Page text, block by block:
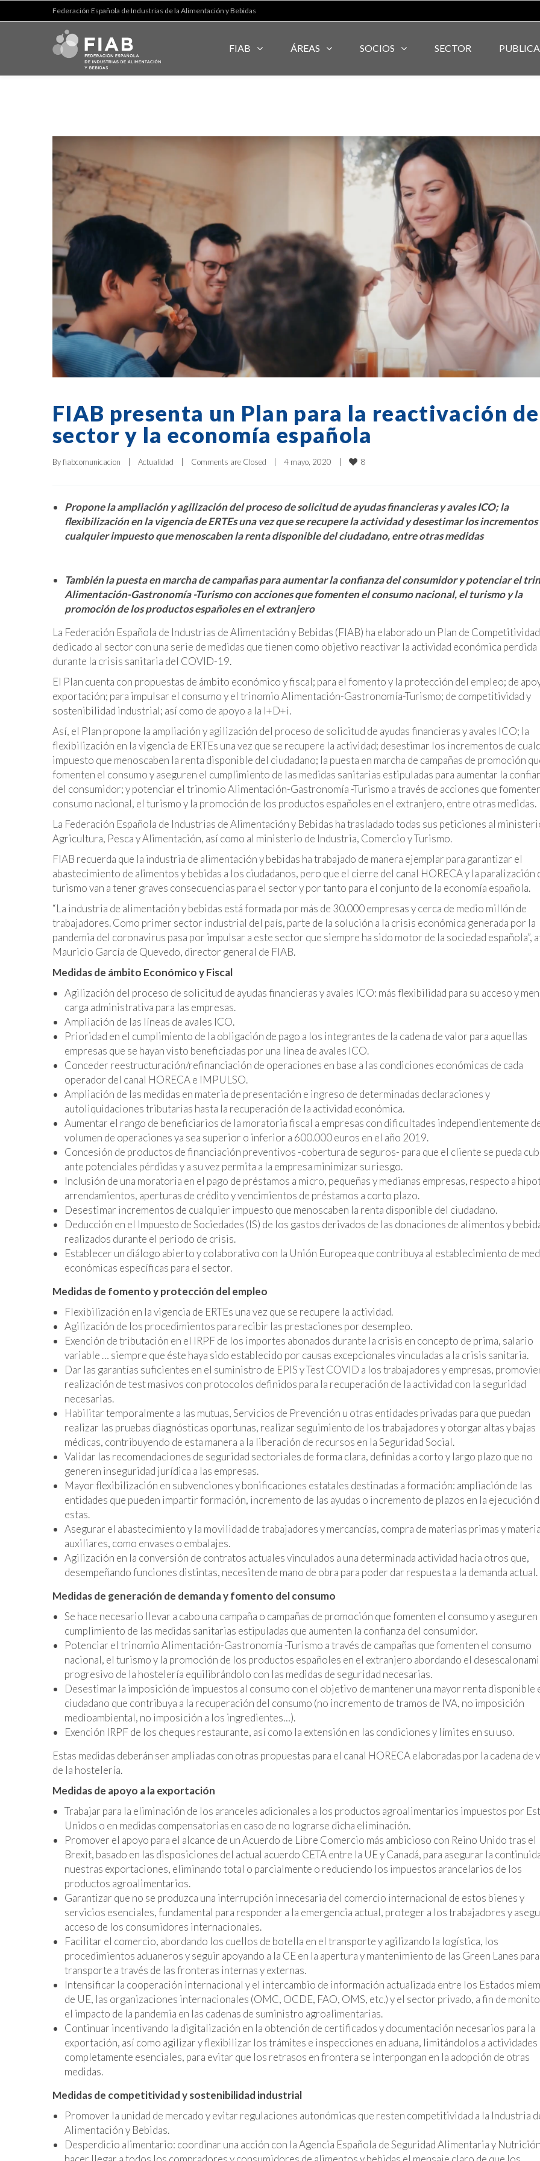
Federación Española de Industrias de la Alimentación y Bebidas
FIAB ÁREAS SOCIOS SECTOR
FIAB presenta un Plan para la reactivación
sector y la economía española
By fiabcomunicacion Actualidad Comments are Closed 4 mayo, 2020 8
Propone la ampliación y agilización del proceso de solicitud de ayudas financieras y avales ICO; la
flexibilización en la vigencia de ERTEs una vez que se recupere la actividad y desestimar los incrementos
cualquier impuesto que menoscaben la renta disponible del ciudadano, entre otras medidas
También la puesta en marcha de campañas para aumentar la confianza del consumidor y potenciar el
Alimentación-Gastronomía -Turismo con acciones que fomenten el consumo nacional, el turismo y la
promoción de los productos españoles en el extranjero
La Federación Española de Industrias de Alimentación y Bebidas (FIAB) ha elaborado un Plan de Competitividad
dedicado al sector con una serie de medidas que tienen como objetivo reactivar la actividad económica perdida
durante la crisis sanitaria del COVID-19.
El Plan cuenta con propuestas de ámbito económico y fiscal; para el fomento y la protección del empleo; de
exportación; para impulsar el consumo y el trinomio Alimentación-Gastronomía-Turismo; de competitividad y
sostenibilidad industrial; así como de apoyo a la I+D+i.
Así, el Plan propone la ampliación y agilización del proceso de solicitud de ayudas financieras y avales ICO; la
flexibilización en la vigencia de ERTEs una vez que se recupere la actividad; desestimar los incrementos de
impuesto que menoscaben la renta disponible del ciudadano; la puesta en marcha de campañas de promoción
fomenten el consumo y aseguren el cumplimiento de las medidas sanitarias estipuladas para aumentar la
del consumidor; y potenciar el trinomio Alimentación-Gastronomía -Turismo a través de acciones que
consumo nacional, el turismo y la promoción de los productos españoles en el extranjero, entre otras medidas.
La Federación Española de Industrias de Alimentación y Bebidas ha trasladado todas sus peticiones al
Agricultura, Pesca y Alimentación, así como al ministerio de Industria, Comercio y Turismo.
FIAB recuerda que la industria de alimentación y bebidas ha trabajado de manera ejemplar para garantizar el
abastecimiento de alimentos y bebidas a los ciudadanos, pero que el cierre del canal HORECA y la paralización
turismo van a tener graves consecuencias para el sector y por tanto para el conjunto de la economía española.
“La industria de alimentación y bebidas está formada por más de 30.000 empresas y cerca de medio millón de
trabajadores. Como primer sector industrial del país, parte de la solución a la crisis económica generada por la
pandemia del coronavirus pasa por impulsar a este sector que siempre ha sido motor de la sociedad española”,
Mauricio García de Quevedo, director general de FIAB.
Medidas de ámbito Económico y Fiscal
Agilización del proceso de solicitud de ayudas financieras y avales ICO: más flexibilidad para su acceso y
carga administrativa para las empresas.
Ampliación de las líneas de avales ICO.
Prioridad en el cumplimiento de la obligación de pago a los integrantes de la cadena de valor para aquellas
empresas que se hayan visto beneficiadas por una línea de avales ICO.
Conceder reestructuración/refinanciación de operaciones en base a las condiciones económicas de cada
operador del canal HORECA e IMPULSO.
Ampliación de las medidas en materia de presentación e ingreso de determinadas declaraciones y
autoliquidaciones tributarias hasta la recuperación de la actividad económica.
Aumentar el rango de beneficiarios de la moratoria fiscal a empresas con dificultades independientemente
volumen de operaciones ya sea superior o inferior a 600.000 euros en el año 2019.
Concesión de productos de financiación preventivos -cobertura de seguros- para que el cliente se pueda
ante potenciales pérdidas y a su vez permita a la empresa minimizar su riesgo.
Inclusión de una moratoria en el pago de préstamos a micro, pequeñas y medianas empresas, respecto a
arrendamientos, aperturas de crédito y vencimientos de préstamos a corto plazo.
Desestimar incrementos de cualquier impuesto que menoscaben la renta disponible del ciudadano.
Deducción en el Impuesto de Sociedades (IS) de los gastos derivados de las donaciones de alimentos y
realizados durante el periodo de crisis.
Establecer un diálogo abierto y colaborativo con la Unión Europea que contribuya al establecimiento de
económicas específicas para el sector.
Medidas de fomento y protección del empleo
Flexibilización en la vigencia de ERTEs una vez que se recupere la actividad.
Agilización de los procedimientos para recibir las prestaciones por desempleo.
Exención de tributación en el IRPF de los importes abonados durante la crisis en concepto de prima, salario
variable … siempre que éste haya sido establecido por causas excepcionales vinculadas a la crisis sanitaria.
Dar las garantías suficientes en el suministro de EPIS y Test COVID a los trabajadores y empresas,
realización de test masivos con protocolos definidos para la recuperación de la actividad con la seguridad
necesarias.
Habilitar temporalmente a las mutuas, Servicios de Prevención u otras entidades privadas para que puedan
realizar las pruebas diagnósticas oportunas, realizar seguimiento de los trabajadores y otorgar altas y bajas
médicas, contribuyendo de esta manera a la liberación de recursos en la Seguridad Social.
Validar las recomendaciones de seguridad sectoriales de forma clara, definidas a corto y largo plazo que no
generen inseguridad jurídica a las empresas.
Mayor flexibilización en subvenciones y bonificaciones estatales destinadas a formación: ampliación de las
entidades que pueden impartir formación, incremento de las ayudas o incremento de plazos en la ejecución
estas.
Asegurar el abastecimiento y la movilidad de trabajadores y mercancías, compra de materias primas y
auxiliares, como envases o embalajes.
Agilización en la conversión de contratos actuales vinculados a una determinada actividad hacia otros que,
desempeñando funciones distintas, necesiten de mano de obra para poder dar respuesta a la demanda actual.
Medidas de generación de demanda y fomento del consumo
Se hace necesario llevar a cabo una campaña o campañas de promoción que fomenten el consumo y aseguren
cumplimiento de las medidas sanitarias estipuladas que aumenten la confianza del consumidor.
Potenciar el trinomio Alimentación-Gastronomía -Turismo a través de campañas que fomenten el consumo
nacional, el turismo y la promoción de los productos españoles en el extranjero abordando el
progresivo de la hostelería equilibrándolo con las medidas de seguridad necesarias.
Desestimar la imposición de impuestos al consumo con el objetivo de mantener una mayor renta disponible
ciudadano que contribuya a la recuperación del consumo (no incremento de tramos de IVA, no imposición
medioambiental, no imposición a los ingredientes…).
Exención IRPF de los cheques restaurante, así como la extensión en las condiciones y límites en su uso.
Estas medidas deberán ser ampliadas con otras propuestas para el canal HORECA elaboradas por la cadena de
de la hostelería.
Medidas de apoyo a la exportación
Trabajar para la eliminación de los aranceles adicionales a los productos agroalimentarios impuestos por
Unidos o en medidas compensatorias en caso de no lograrse dicha eliminación.
Promover el apoyo para el alcance de un Acuerdo de Libre Comercio más ambicioso con Reino Unido tras el
Brexit, basado en las disposiciones del actual acuerdo CETA entre la UE y Canadá, para asegurar la
nuestras exportaciones, eliminando total o parcialmente o reduciendo los impuestos arancelarios de los
productos agroalimentarios.
Garantizar que no se produzca una interrupción innecesaria del comercio internacional de estos bienes y
servicios esenciales, fundamental para responder a la emergencia actual, proteger a los trabajadores y
acceso de los consumidores internacionales.
Facilitar el comercio, abordando los cuellos de botella en el transporte y agilizando la logística, los
procedimientos aduaneros y seguir apoyando a la CE en la apertura y mantenimiento de las Green Lanes
transporte a través de las fronteras internas y externas.
Intensificar la cooperación internacional y el intercambio de información actualizada entre los Estados
de UE, las organizaciones internacionales (OMC, OCDE, FAO, OMS, etc.) y el sector privado, a fin de
el impacto de la pandemia en las cadenas de suministro agroalimentarias.
Continuar incentivando la digitalización en la obtención de certificados y documentación necesarios para la
exportación, así como agilizar y flexibilizar los trámites e inspecciones en aduana, limitándolos a actividades
completamente esenciales, para evitar que los retrasos en frontera se interpongan en la adopción de otras
medidas.
Medidas de competitividad y sostenibilidad industrial
Promover la unidad de mercado y evitar regulaciones autonómicas que resten competitividad a la Industria
Alimentación y Bebidas.
Desperdicio alimentario: coordinar una acción con la Agencia Española de Seguridad Alimentaria y